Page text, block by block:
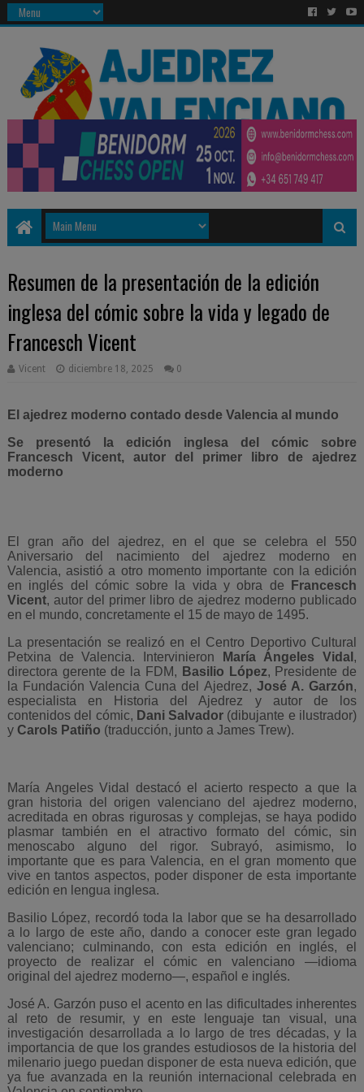
Resumen de la presentación de la edición
inglesa del cómic sobre la vida y legado de
Francesch Vicent
Vicent diciembre 18, 2025 0
El ajedrez moderno contado desde Valencia al mundo
Se presentó la edición inglesa del cómic sobre
Francesch Vicent, autor del primer libro de ajedrez
moderno
El gran año del ajedrez, en el que se celebra el 550
Aniversario del nacimiento del ajedrez moderno en
Valencia, asistió a otro momento importante con la edición
en inglés del cómic sobre la vida y obra de
Francesch
Vicent, autor del primer libro de ajedrez moderno publicado
en el mundo, concretamente el 15 de mayo de 1495.
La presentación se realizó en el Centro Deportivo Cultural
Petxina de Valencia. Intervinieron
María Ángeles Vidal ,
directora gerente de la FDM, Basilio López, Presidente de
la Fundación Valencia Cuna del Ajedrez, José A. Garzón,
especialista en Historia del Ajedrez y autor de los
contenidos del cómic, Dani Salvador (dibujante e ilustrador)
y Carols Patiño (traducción, junto a James Trew).
María Angeles Vidal destacó el acierto respecto a que la
gran historia del origen valenciano del ajedrez moderno,
acreditada en obras rigurosas y complejas, se haya podido
plasmar también en el atractivo formato del cómic, sin
menoscabo alguno del rigor. Subrayó, asimismo, lo
importante que es para Valencia, en el gran momento que
vive en tantos aspectos, poder disponer de esta importante
edición en lengua inglesa.
Basilio López, recordó toda la labor que se ha desarrollado
a lo largo de este año, dando a conocer este gran legado
valenciano; culminando, con esta edición en inglés, el
proyecto de realizar el cómic en valenciano —idioma
original del ajedrez moderno—, español e inglés.
José A. Garzón puso el acento en las dificultades inherentes
al reto de resumir, y en este lenguaje tan visual, una
investigación desarrollada a lo largo de tres décadas, y la
importancia de que los grandes estudiosos de la historia del
milenario juego puedan disponer de esta nueva edición, que
ya fue avanzada en la reunión internacional celebrada en